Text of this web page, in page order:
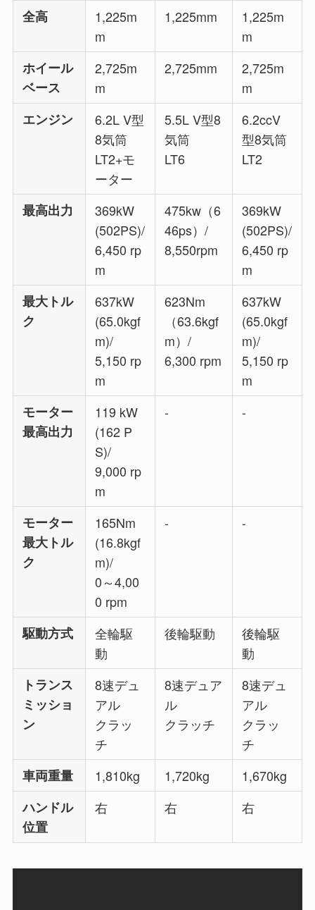
全高
1,225m
m
1,225mm
1,225m
m
ホイール
ベース
2,725m
m
2,725mm
2,725m
m
エンジン
6.2L V型
8気筒
LT2+モ
ーター
5.5L V型8
気筒
LT6
6.2ccV
型8気筒
LT2
最高出力
369kW
(502PS)/
6,450 rp
m
475kw（6
46ps）/
8,550rpm
369kW
(502PS)/
6,450 rp
m
最大トル
ク
637kW
(65.0kgf
m)/
5,150 rp
m
623Nm
（63.6kgf
m）/
6,300 rpm
637kW
(65.0kgf
m)/
5,150 rp
m
モーター
最高出力
119 kW
(162 P
S)/
9,000 rp
m
- -
モーター
最大トル
ク
165Nm
(16.8kgf
m)/
0～4,00
0 rpm
- -
駆動方式
全輪駆
動
後輪駆動
後輪駆
動
トランス
ミッショ
ン
8速デュ
アル
クラッ
チ
8速デュア
ル
クラッチ
8速デュ
アル
クラッ
チ
車両重量
1,810kg 1,720kg
1,670kg
ハンドル
位置
右 右 右